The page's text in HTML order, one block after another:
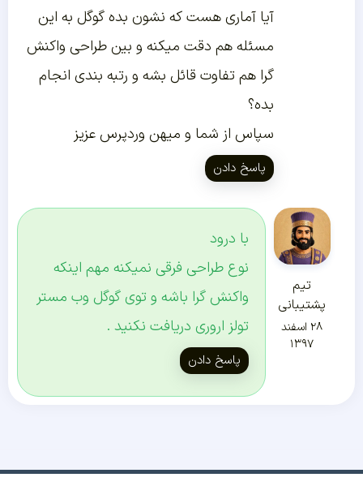
آیا آماری هست که نشون بده گوگل به این
مسئله هم دقت میکنه و بین طراحی واکنش
گرا هم تفاوت قائل بشه و رتبه بندی انجام
بده؟
سپاس از شما و میهن وردپرس عزیز
پاسخ دادن
تیم
پشتیبانی
۲۸ اسفند
۱۳۹۷
با درود
نوع طراحی فرقی نمیکنه مهم اینکه
واکنش گرا باشه و توی گوگل وب مستر
تولز اروری دریافت نکنید .
پاسخ دادن